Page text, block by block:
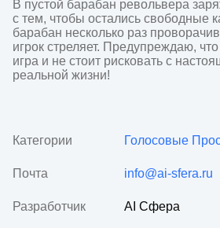
В пустой барабан револьвера
с тем, чтобы остались свободные
барабан несколько раз
игрок стреляет. Предупреждаю,
игра и не стоит рисковать с
реальной жизни!
Категории Голосовые
Почта info@ai-sfera.ru
Разработчик AI Сфера